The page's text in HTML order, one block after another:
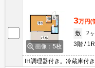
画像：5枚
3万円(
敷
2
3階
1R
IH調理器付き。冷蔵庫付